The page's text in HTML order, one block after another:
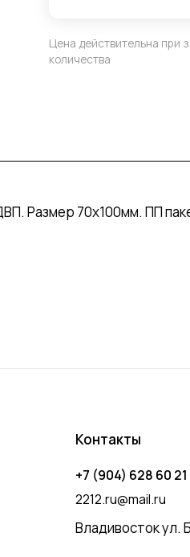
Цена действительна при
количества
Размер 70х100мм. ПП
Контакты
+7 (904) 628 60 21
2212.ru@mail.ru
Владивосток ул.